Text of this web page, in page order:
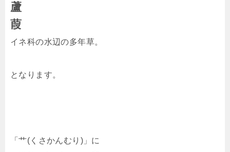
蘆
葭
イネ科の水辺の多年草。
となります。
「艹(くさかんむり)」に